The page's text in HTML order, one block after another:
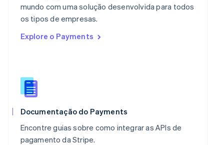
mundo com uma solução desenvolvida para todos
os tipos de empresas.
Explore o Payments
Documentação do Payments
Encontre guias sobre como integrar as APIs de
pagamento da Stripe.
Nova Zelândia
English
Países Baixos
NederlandsEnglish
Português
RAE de Hong Kong, China
English
Reino Unido
República Tcheca
English